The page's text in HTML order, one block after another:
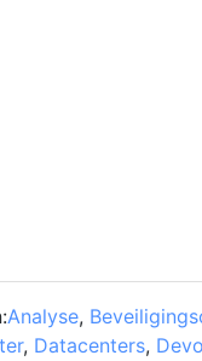
Analyse,
, Datacenters,